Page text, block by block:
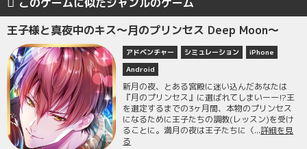
王子様と真夜中のキス～月のプリンセス Deep Moon～
アドベンチャー シミュレーション
iPhone
Android
新月の夜、とある宮殿に迷い込んだあなたは
『月のプリンセス』に選ばれてしまいーー⁉王
を選定するまでの3ヶ月間、本物のプリンセス
になるために王子たちの調教(レッスン)を受け
ることに。満月の夜は王子たちに〈...詳細を見
る